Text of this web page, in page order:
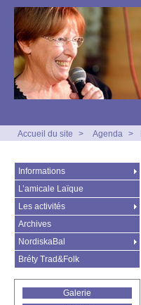
Accueil du site > Agenda >
Informations
L’amicale Laïque
Les activités
Archives
NordiskaBal
Bréty Trad&Folk
Galerie